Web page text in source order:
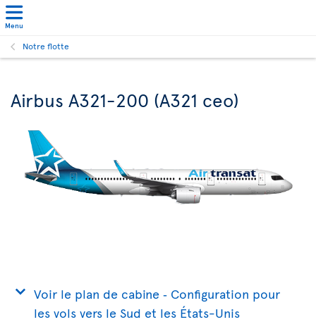
Menu
Notre flotte
Airbus A321-200 (A321 ceo)
Voir le plan de cabine ‐ Configuration pour
les vols vers le Sud et les États-Unis